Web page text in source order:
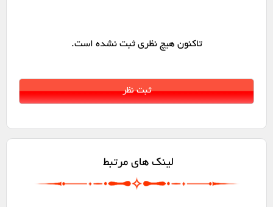
تاکنون هیچ نظری ثبت نشده است.
لینک های مرتبط